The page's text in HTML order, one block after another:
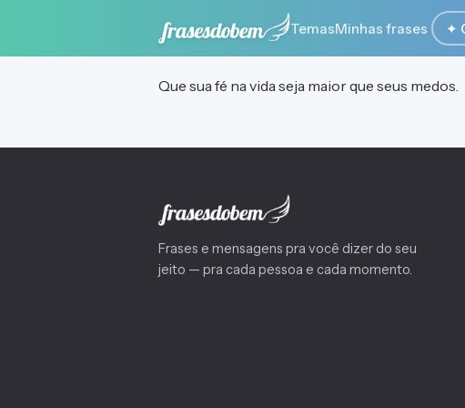
TemasMinhas frases ✦
Que sua fé na vida seja maior que seus medos.
Frases e mensagens pra você dizer do seu
jeito — pra cada pessoa e cada momento.